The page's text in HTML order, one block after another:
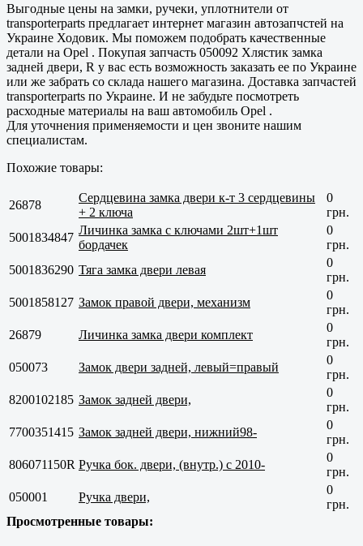
Выгодные цены на замки, ручеки, уплотнители от
transporterparts предлагает интернет магазин автозапчстей на
Украине Ходовик. Мы поможем подобрать качественные
детали на Opel . Покупая запчасть 050092 Хлястик замка
задней двери, R у вас есть возможность заказать ее по Украине
или же забрать со склада нашего магазина. Доставка запчастей
transporterparts по Украине. И не забудьте посмотреть
расходные материалы на ваш автомобиль Opel .
Для уточнения применяемости и цен звоните нашим
специалистам.
Похожие товары:
26878
Сердцевина замка двери к-т 3 сердцевины
+ 2 ключа
0
грн.
5001834847
Личинка замка с ключами 2шт+1шт
бордачек
0
грн.
5001836290 Тяга замка двери левая
0
грн.
5001858127 Замок правой двери, механизм
0
грн.
26879
Личинка замка двери комплект
0
грн.
050073
Замок двери задней, левый=правый
0
грн.
8200102185 Замок задней двери,
0
грн.
7700351415 Замок задней двери, нижний98-
0
грн.
806071150R Ручка бок. двери, (внутр.) с 2010-
0
грн.
050001
Ручка двери,
0
грн.
Просмотренные товары: